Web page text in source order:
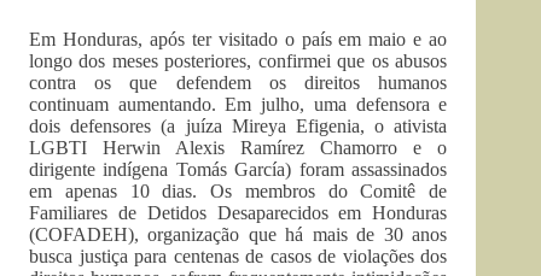
Em Honduras, após ter visitado o país em maio e ao
longo dos meses posteriores, confirmei que os abusos
contra os que defendem os direitos humanos
continuam aumentando. Em julho, uma defensora e
dois defensores (a juíza Mireya Efigenia, o ativista
LGBTI Herwin Alexis Ramírez Chamorro e o
dirigente indígena Tomás García) foram assassinados
em apenas 10 dias. Os membros do Comitê de
Familiares de Detidos Desaparecidos em Honduras
(COFADEH), organização que há mais de 30 anos
busca justiça para centenas de casos de violações dos